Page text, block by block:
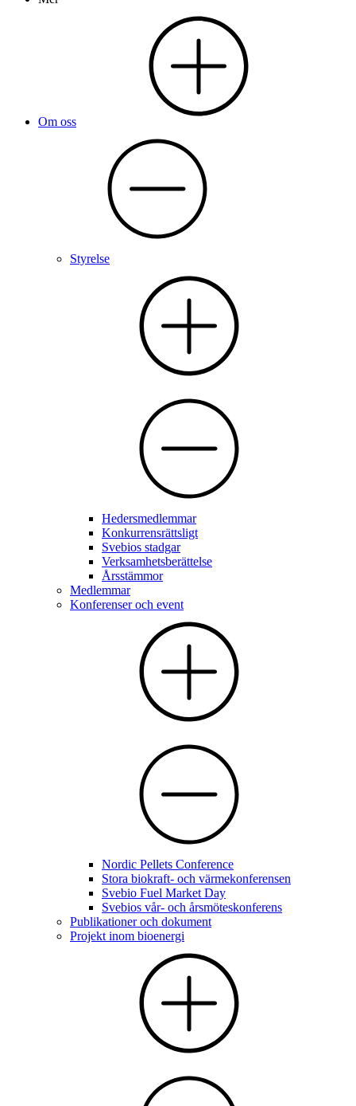
Om oss
Styrelse
Hedersmedlemmar
Konkurrensrättsligt
Svebios stadgar
Verksamhetsberättelse
Årsstämmor
Medlemmar
Konferenser och event
Nordic Pellets Conference
Stora biokraft- och värmekonferensen
Svebio Fuel Market Day
Svebios vår- och årsmöteskonferens
Publikationer och dokument
Projekt inom bioenergi